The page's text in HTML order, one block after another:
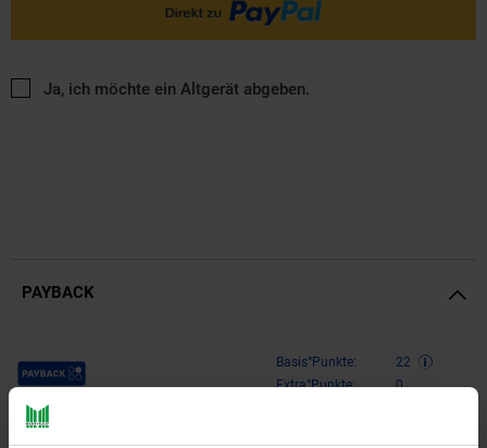
Ja, ich möchte ein Altgerät abgeben.
PAYBACK
Payback Punkte Basis°Punkte:
22
Extra°Punkte:
0